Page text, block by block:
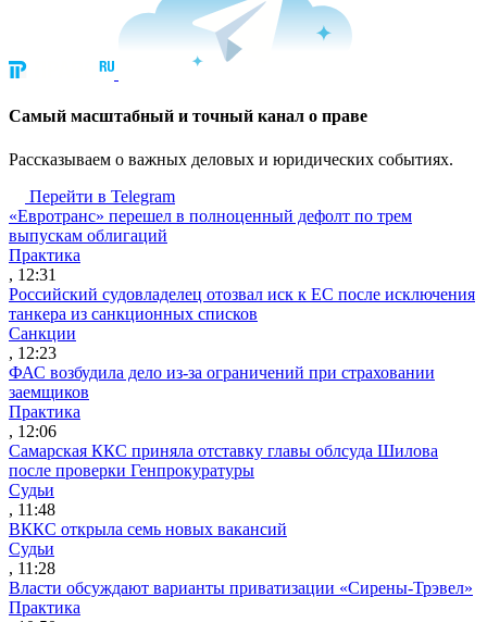
Cамый масштабный и точный канал о праве
Рассказываем о важных деловых и юридических событиях.
Перейти в Telegram
«Евротранс» перешел в полноценный дефолт по трем
выпускам облигаций
Практика
, 12:31
Российский судовладелец отозвал иск к ЕС после исключения
танкера из санкционных списков
Санкции
, 12:23
ФАС возбудила дело из-за ограничений при страховании
заемщиков
Практика
, 12:06
Самарская ККС приняла отставку главы облсуда Шилова
после проверки Генпрокуратуры
Судьи
, 11:48
ВККС открыла семь новых вакансий
Судьи
, 11:28
Власти обсуждают варианты приватизации «Сирены-Трэвел»
Практика